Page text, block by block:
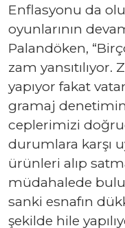
Enflasyonu da
oyunlarının
Palandöken,
zam
yapıyor fakat
gramaj
ceplerimizi
durumlara karşı
ürünleri alıp
müdahalede
sanki esnafın
şekilde hile